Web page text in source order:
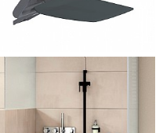
werden.